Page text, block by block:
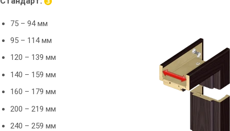
75 – 94 мм
95 – 114 мм
120 – 139 мм
140 – 159 мм
160 – 179 мм
200 – 219 мм
240 – 259 мм